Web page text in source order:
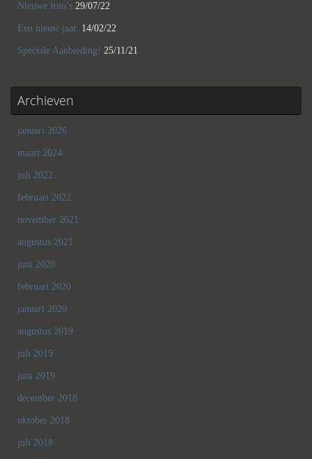
Nieuwe foto’s 29/07/22
Een nieuw jaar. 14/02/22
Speciale Aanbieding! 25/11/21
Archieven
januari 2026
maart 2024
juli 2022
februari 2022
november 2021
augustus 2021
juni 2020
februari 2020
januari 2020
augustus 2019
juli 2019
juni 2019
december 2018
oktober 2018
juli 2018